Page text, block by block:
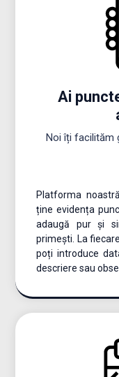
Ai
Noi îți facilităm
Platforma
ține evidența
adaugă pur și
primești. La
poți introduce
descriere sau